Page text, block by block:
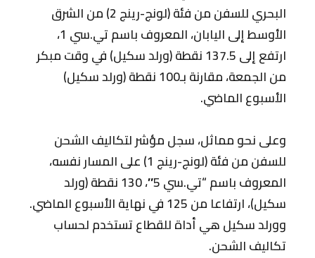
البحري للسفن من فئة (لونج-رينج 2) من الشرق
الأوسط إلى اليابان، المعروف باسم تي.سي 1،
ارتفع إلى 137.5 نقطة (ورلد سكيل) في وقت مبكر
من الجمعة، مقارنة بـ100 نقطة (ورلد سكيل)
الأسبوع الماضي.
وعلى نحو مماثل، سجل مؤشر لتكاليف الشحن
للسفن من فئة (لونج-رينج 1) على المسار نفسه،
المعروف باسم “تي.سي 5″، 130 نقطة (ورلد
سكيل)، ارتفاعا من 125 في نهاية الأسبوع الماضي.
وورلد سكيل هي أداة للقطاع تستخدم لحساب
تكاليف الشحن.